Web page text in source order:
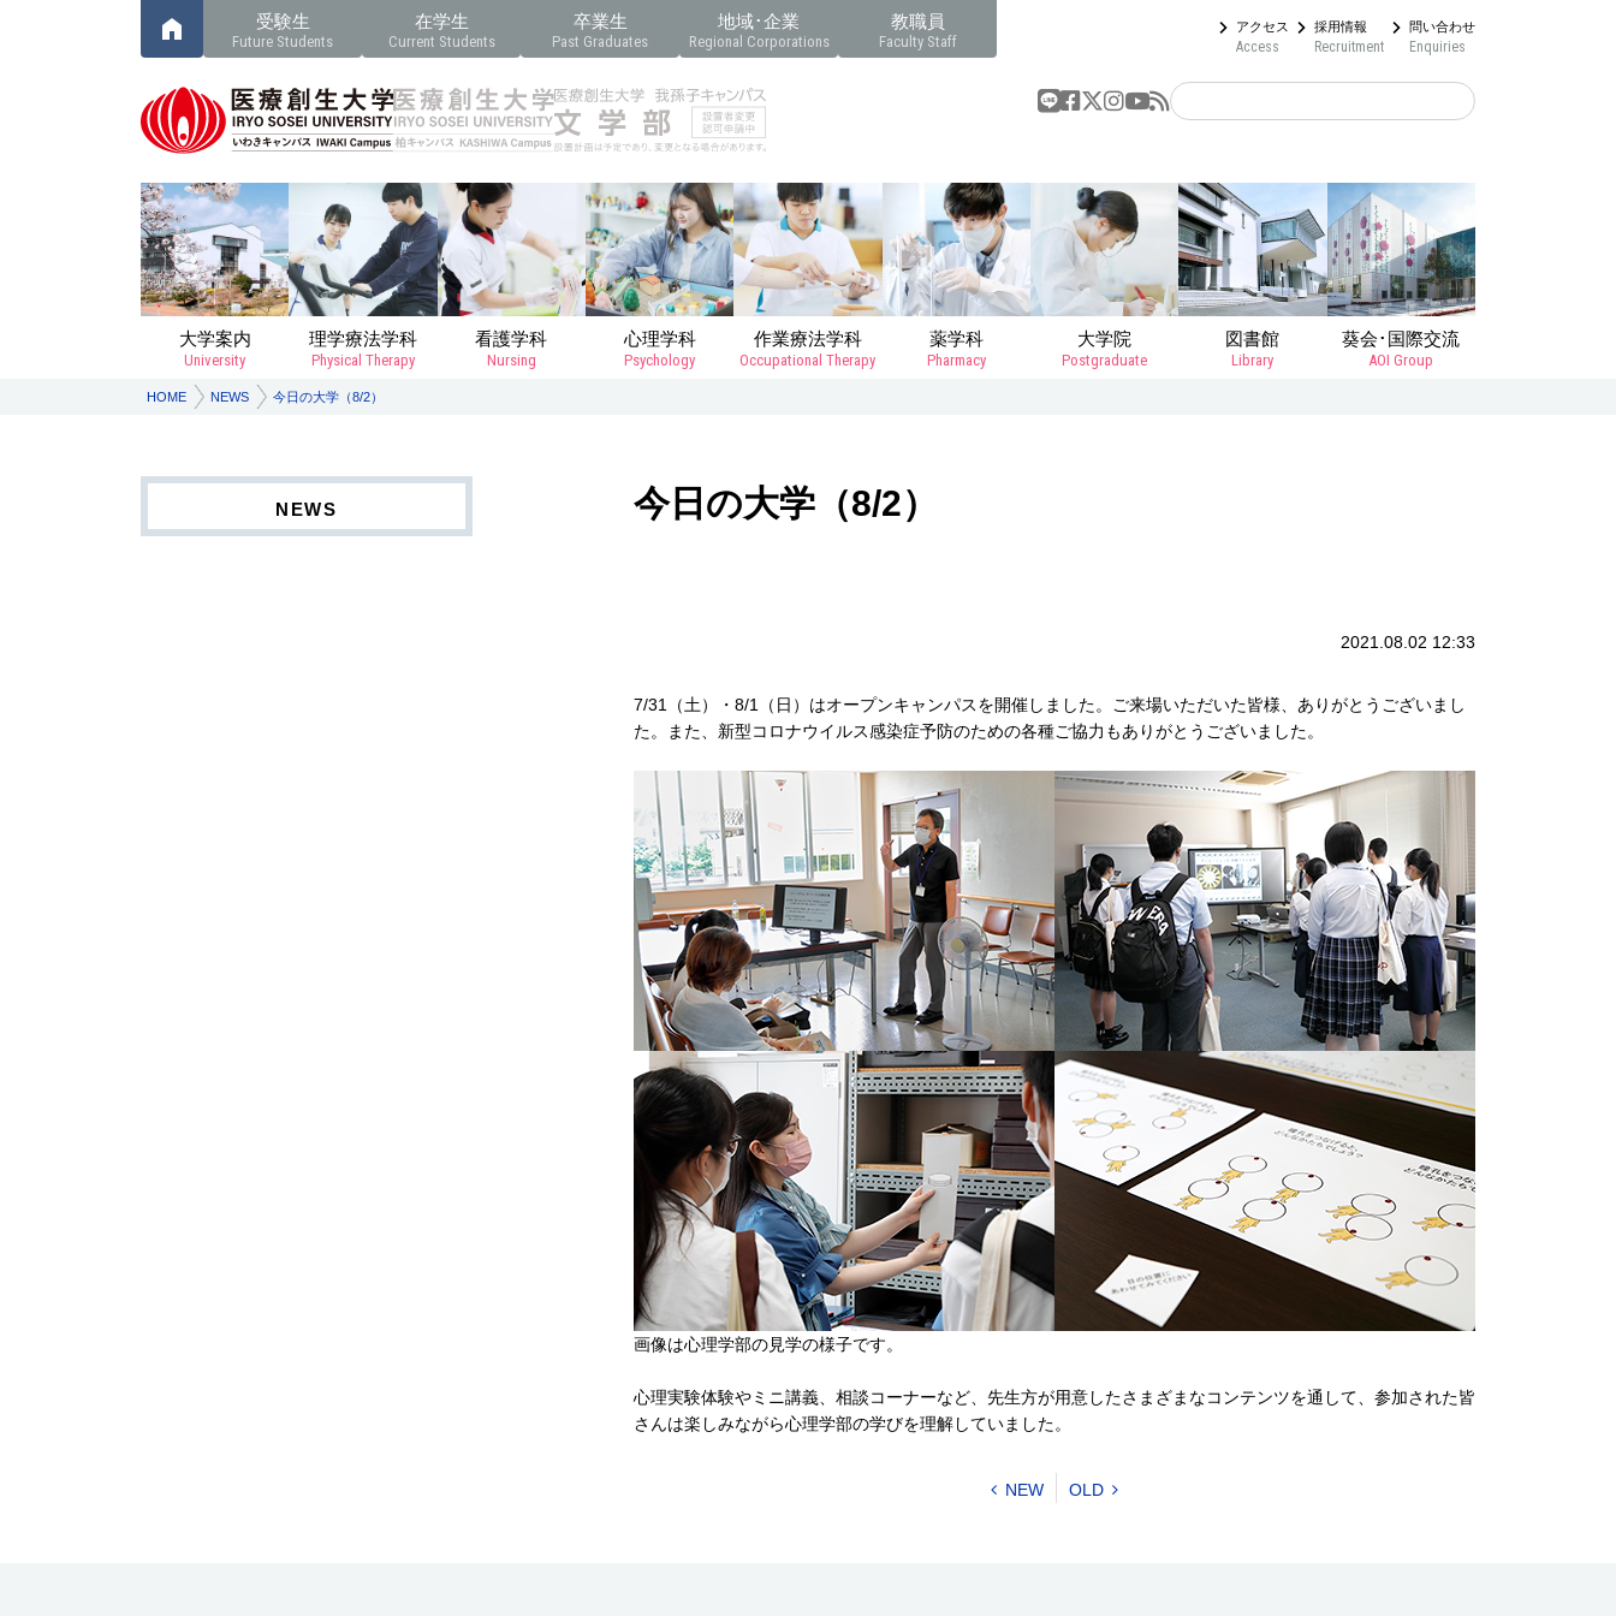
受験生
Future Students
在学生
Current Students
卒業生
Past Graduates
地域･企業
Regional Corporations
教職員
Faculty Staff
アクセス
Access
採用情報
Recruitment
問い合わせ
Enquiries
大学案内
University
理学療法学科
Physical Therapy
看護学科
Nursing
心理学科
Psychology
作業療法学科
Occupational Therapy
薬学科
Pharmacy
大学院
Postgraduate
図書館
Library
葵会･国際交流
AOI Group
HOME NEWS 今日の大学（8/2）
今日の大学（8/2）
2021.08.02 12:33
7/31（土）・8/1（日）はオープンキャンパスを開催しました。ご来場いただいた皆様、ありがとうございまし
た。また、新型コロナウイルス感染症予防のための各種ご協力もありがとうございました。
画像は心理学部の見学の様子です。
心理実験体験やミニ講義、相談コーナーなど、先生方が用意したさまざまなコンテンツを通して、参加された皆
さんは楽しみながら心理学部の学びを理解していました。
NEW OLD
NEWS